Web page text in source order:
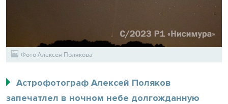
Фото Алексея Полякова
Астрофотограф Алексей Поляков
запечатлел в ночном небе долгожданную